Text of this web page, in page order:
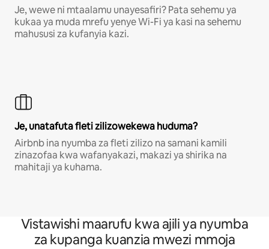
Je, wewe ni mtaalamu unayesafiri? Pata sehemu ya
kukaa ya muda mrefu yenye Wi-Fi ya kasi na sehemu
mahususi za kufanyia kazi.
Je, unatafuta fleti zilizowekewa huduma?
Airbnb ina nyumba za fleti zilizo na samani kamili
zinazofaa kwa wafanyakazi, makazi ya shirika na
mahitaji ya kuhama.
Vistawishi maarufu kwa ajili ya nyumba
za kupanga kuanzia mwezi mmoja